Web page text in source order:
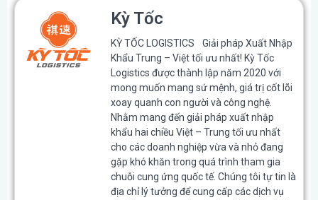
Kỳ Tốc
KỲ TỐC LOGISTICS Giải pháp Xuất Nhập
Khẩu Trung – Việt tối ưu nhất! Kỳ Tốc
Logistics được thành lập năm 2020 với
mong muốn mang sứ mệnh, giá trị cốt lõi
xoay quanh con người và công nghệ.
Nhằm mang đến giải pháp xuất nhập
khẩu hai chiều Việt – Trung tối ưu nhất
cho các doanh nghiệp vừa và nhỏ đang
gặp khó khăn trong quá trình tham gia
chuỗi cung ứng quốc tế. Chúng tôi tự tin là
địa chỉ lý tưởng để cung cấp các dịch vụ